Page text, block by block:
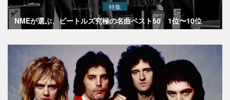
特集
NMEが選ぶ、ビートルズ究極の名曲ベスト50 1位〜10位